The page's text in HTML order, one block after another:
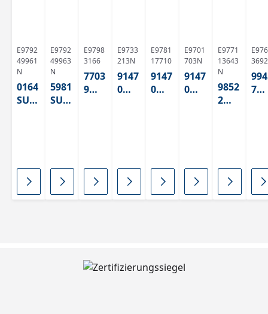
E9792
49961
N
0164
SU
E9792
49963
N
5981
SU
E9798
3166
7703
9
125
OHN
E
E9733
213N
9147
0
E9781
17710
9147
0
E9701
703N
9147
0
E9771
13643
N
9852
2
ABS
125
414,
7